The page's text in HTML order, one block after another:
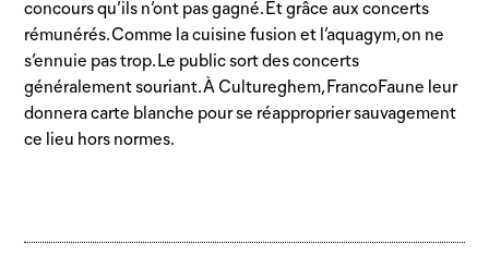
concours qu’ils n’ont pas gagné. Et grâce aux concerts
rémunérés. Comme la cuisine fusion et l’aquagym, on ne
s’ennuie pas trop. Le public sort des concerts
généralement souriant. À Cultureghem, FrancoFaune leur
donnera carte blanche pour se réapproprier sauvagement
ce lieu hors normes.